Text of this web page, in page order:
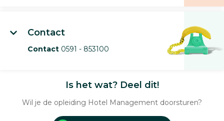
Contact
Contact 0591 - 853100
Is het wat? Deel dit!
Wil je de opleiding Hotel Management doorsturen?